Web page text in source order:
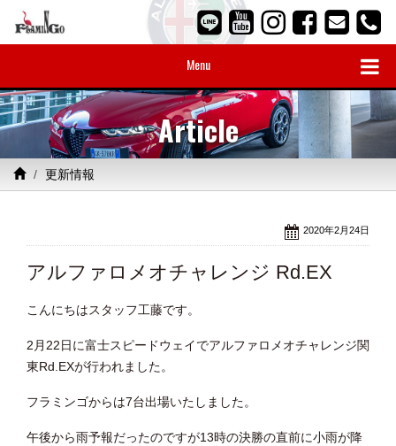
Menu
Article
更新情報
2020年2月24日
アルファロメオチャレンジ Rd.EX
こんにちはスタッフ工藤です。
2月22日に富士スピードウェイでアルファロメオチャレンジ関
東Rd.EXが行われました。
フラミンゴからは7台出場いたしました。
午後から雨予報だったのですが13時の決勝の直前に小雨が降